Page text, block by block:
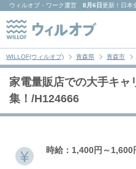
ウィルオブ・ワーク運営 8月6日更新！日本
WILLOF(ウィルオブ) 青森県 青森市
家電量販店での大手キャ
集！/H124666
時給：1,400円～1,600